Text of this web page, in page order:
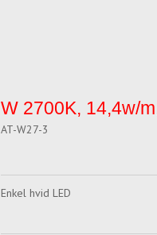
W 2700K, 14,4w/
AT-W27-3
Enkel hvid LED